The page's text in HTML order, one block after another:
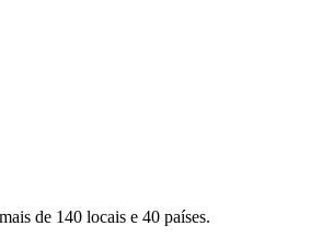
de 140 locais e 40 países.